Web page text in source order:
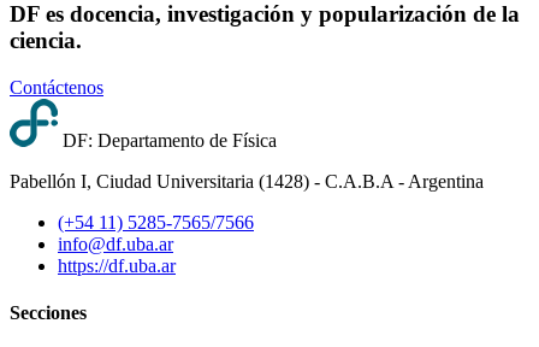
DF es docencia, investigación y popularización de la
ciencia.
Contáctenos
DF: Departamento de Física
Pabellón I, Ciudad Universitaria (1428) - C.A.B.A - Argentina
(+54 11) 5285-7565/7566
info@df.uba.ar
https://df.uba.ar
Secciones